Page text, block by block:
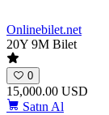
Onlinebilet.net
20Y 9M Bilet
0
15,000.00 USD
Satın Al